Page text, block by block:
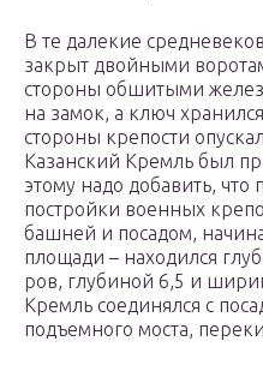
В те далекие
закрыт двойными
стороны обшитыми
на замок, а ключ
стороны крепости
Казанский Кремль был
этому надо добавить, что
постройки военных
башней и посадом,
площади – находился
ров, глубиной 6,5 и
Кремль соединялся с
подъемного моста,